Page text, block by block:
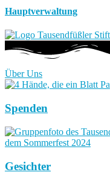
Hauptverwaltung
Über Uns
Spenden
Gesichter